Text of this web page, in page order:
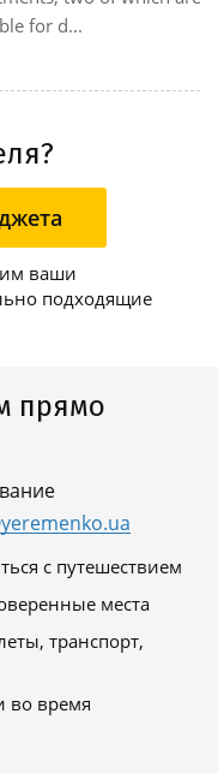
minibar. Add...
ваши
подходящие
прямо
с путешествием
места
транспорт,
во время